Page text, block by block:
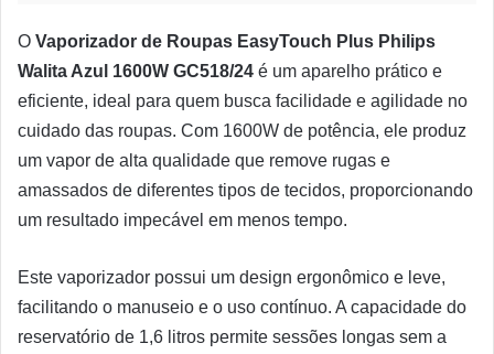
O Vaporizador de Roupas EasyTouch Plus Philips
Walita Azul 1600W GC518/24 é um aparelho prático e
eficiente, ideal para quem busca facilidade e agilidade no
cuidado das roupas. Com 1600W de potência, ele produz
um vapor de alta qualidade que remove rugas e
amassados de diferentes tipos de tecidos, proporcionando
um resultado impecável em menos tempo.
Este vaporizador possui um design ergonômico e leve,
facilitando o manuseio e o uso contínuo. A capacidade do
reservatório de 1,6 litros permite sessões longas sem a